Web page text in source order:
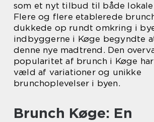
som et nyt tilbud til både
Flere og flere etablerede
dukkede op rundt omkring i
indbyggerne i Køge begyndte
denne nye madtrend. Den
popularitet af brunch i Køge
væld af variationer og unikke
brunchoplevelser i byen.
Brunch Køge: En